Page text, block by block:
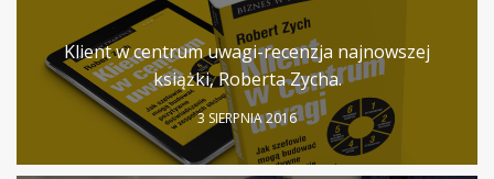
Klient w centrum uwagi-recenzja najnowszej
książki, Roberta Zycha.
3 SIERPNIA 2016